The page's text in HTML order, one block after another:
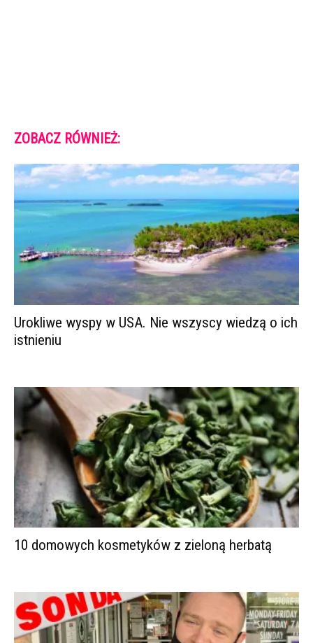
ZOBACZ RÓWNIEŻ:
Urokliwe wyspy w USA. Nie wszyscy wiedzą o ich
istnieniu
10 domowych kosmetyków z zieloną herbatą